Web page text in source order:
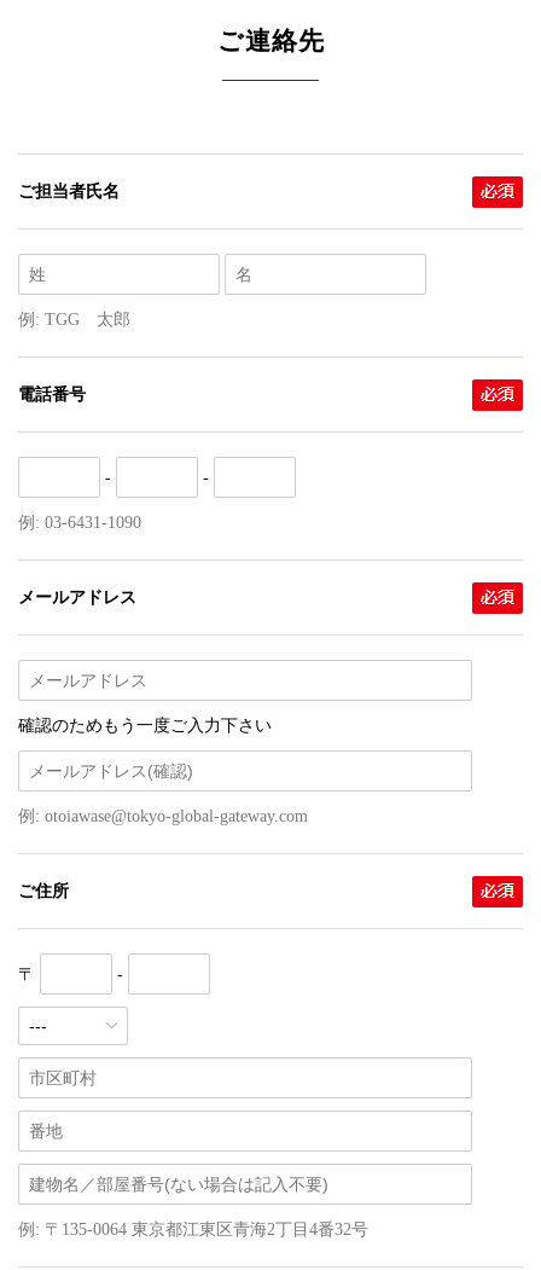
ご連絡先
ご担当者氏名
例: TGG 太郎
電話番号
- -
例: 03-6431-1090
メールアドレス
確認のためもう一度ご入力下さい
例: otoiawase@tokyo-global-gateway.com
ご住所
〒 -
例: 〒135-0064 東京都江東区青海2丁目4番32号